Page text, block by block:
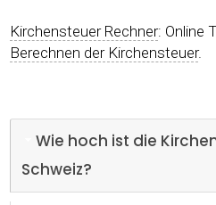
Kirchensteuer Rechner: Online
Berechnen der Kirchensteuer.
Wie hoch ist die
Schweiz?